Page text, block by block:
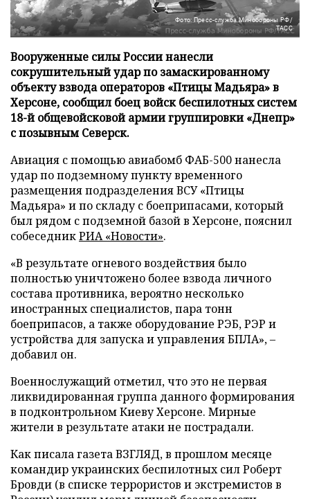
Фото: Пресс-служба Минобороны РФ/
ТАСС
Вооруженные силы России нанесли
сокрушительный удар по замаскированному
объекту взвода операторов «Птицы Мадьяра» в
Херсоне, сообщил боец войск беспилотных систем
18-й общевойсковой армии группировки «Днепр»
с позывным Северск.
Авиация с помощью авиабомб ФАБ-500 нанесла
удар по подземному пункту временного
размещения подразделения ВСУ «Птицы
Мадьяра» и по складу с боеприпасами, который
был рядом с подземной базой в Херсоне, пояснил
собеседникРИА «Новости».
«В результате огневого воздействия было
полностью уничтожено более взвода личного
состава противника, вероятно несколько
иностранных специалистов, пара тонн
боеприпасов, а также оборудование РЭБ, РЭР и
устройства для запуска и управления БПЛА», –
добавил он.
Военнослужащий отметил, что это не первая
ликвидированная группа данного формирования
в подконтрольном Киеву Херсоне. Мирные
жители в результате атаки не пострадали.
Как писала газета ВЗГЛЯД, в прошлом месяце
командир украинских беспилотных сил Роберт
Бровди (в списке террористов и экстремистов в